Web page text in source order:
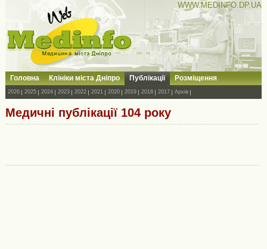
WWW.MEDINFO.DP.UA
Головна Клініки міста Дніпро Публікації Розміщення
2026 2025 2024 2023 2022 2021 2020 2019 2018 2017 Архів
Медичні публікації 104 року